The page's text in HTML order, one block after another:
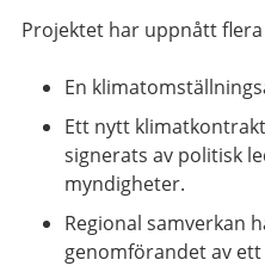
Projektet har uppnått
En
Ett nytt
signerats av politisk
myndigheter.
Regional samverkan
genomförandet av